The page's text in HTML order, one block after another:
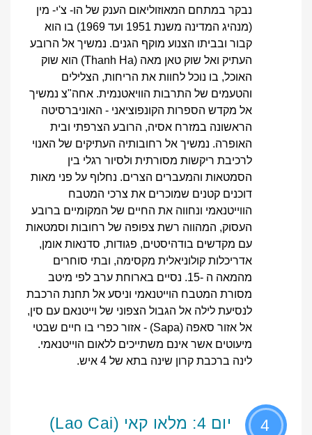
נבקר במתחם המאוזוליאום הענק של הו- צ'י- מין
(מנהיג המדינה משנת 1951 ועד 1969) בו הוא
קבור ובביתו הצנוע מוקף הגנים. נמשיך אל הרובע
העתיק ואל שוק טאן מאה (Thanh Ha) הוא שוק
האוכל, בו נוכל לחוות את הריחות, הצלילים
והטעמים של התרבות הוויאטנמית. אחה"צ נמשיך
אל מקדש הספרות הקונפוציאני - האוניברסיטה
הראשונה במזרח אסיה, הרובע הצרפתי ובית
האופרה. נמשיך אל רחובותיה העתיקים של האנוי
לרכיבת ריקשות מסורתית ולסיור רגלי בין
הסמטאות והמעברים הצרים. נחלוף על פני מאות
דוכנים קטנים שמוכרים את צרכי המטבח
הווייטנאמי ונחווה את החיים של המקומיים ברובע
העסוק, המהווה רשת צפופה של רחובות וסמטאות
עם מקדשים בודהיסטים, פגודות, סדנאות אומן,
אדריכלות קולוניאלית מקסימה, ובתי סוחרים
מהמאה ה -15. נסיים בארוחת ערב לפי מיטב
מסורת המטבח הוייטנאמי וניסע אל תחנת הרכבת
לנסיעת לילה אל הגבול הצפוני של וייטנאם עם סין,
אל אזור סאפה (Sapa) - אזור כפרי בו חיים שבטי
מיעוטים אשר אינם משתייכים ללאום הוייטנאמי.
לינה ברכבת קרון שינה בתא של 4 איש.
4
יום 4: מלאו קאי (Lao Cai)